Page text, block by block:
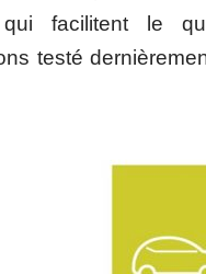
facilitent le
testé